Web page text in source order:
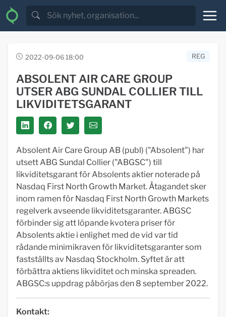
2022-09-06 18:00 REG
ABSOLENT AIR CARE GROUP
UTSER ABG SUNDAL COLLIER TILL
LIKVIDITETSGARANT
Absolent Air Care Group AB (publ) ("Absolent") har
utsett ABG Sundal Collier ("ABGSC") till
likviditetsgarant för Absolents aktier noterade på
Nasdaq First North Growth Market. Åtagandet sker
inom ramen för Nasdaq First North Growth Markets
regelverk avseende likviditetsgaranter. ABGSC
förbinder sig att löpande kvotera priser för
Absolents aktie i enlighet med de vid var tid
rådande minimikraven för likviditetsgaranter som
fastställts av Nasdaq Stockholm. Syftet är att
förbättra aktiens likviditet och minska spreaden.
ABGSC:s uppdrag påbörjas den 8 september 2022.
Kontakt: